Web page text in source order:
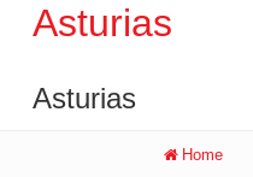
Asturias
Asturias
Home